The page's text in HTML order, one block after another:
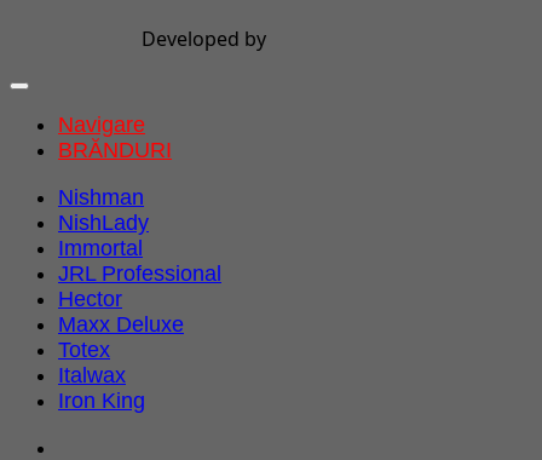
Developed by
Navigare
BRĂNDURI
Nishman
NishLady
Immortal
JRL Professional
Hector
Maxx Deluxe
Totex
Italwax
Iron King